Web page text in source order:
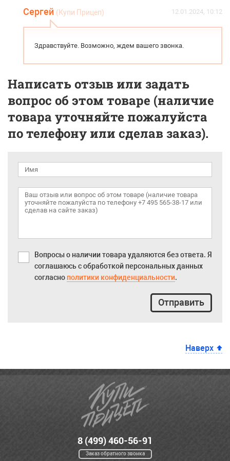
Сергей (Купи Прицеп) 12.01.2024, 10:12
Здравствуйте. Возможно, ждем вашего звонка.
Написать отзыв или задать
вопрос об этом товаре (наличие
товара уточняйте пожалуйста
по телефону или сделав заказ).
Вопросы о наличии товара удаляются без ответа. Я
соглашаюсь с обработкой персональных данных
согласно политики конфиденциальности.
Отправить
Наверх
8 (499) 460-56-91
Заказ обратного звонка